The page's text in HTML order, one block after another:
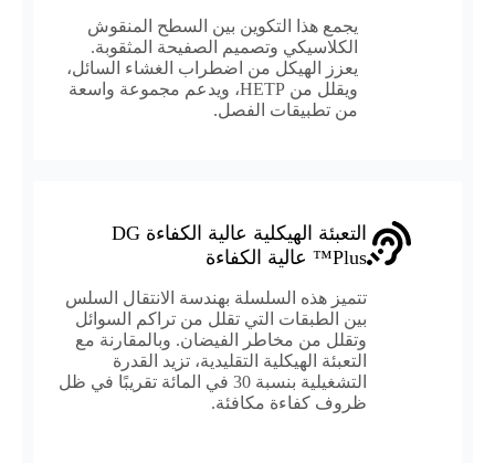
يجمع هذا التكوين بين السطح المنقوش
الكلاسيكي وتصميم الصفيحة المثقوبة.
يعزز الهيكل من اضطراب الغشاء السائل،
ويقلل من HETP، ويدعم مجموعة واسعة
من تطبيقات الفصل.
التعبئة الهيكلية عالية الكفاءة DG
Plus™ عالية الكفاءة
تتميز هذه السلسلة بهندسة الانتقال السلس
بين الطبقات التي تقلل من تراكم السوائل
وتقلل من مخاطر الفيضان. وبالمقارنة مع
التعبئة الهيكلية التقليدية، تزيد القدرة
التشغيلية بنسبة 30 في المائة تقريبًا في ظل
ظروف كفاءة مكافئة.